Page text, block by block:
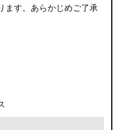
ます。あらかじめご了承